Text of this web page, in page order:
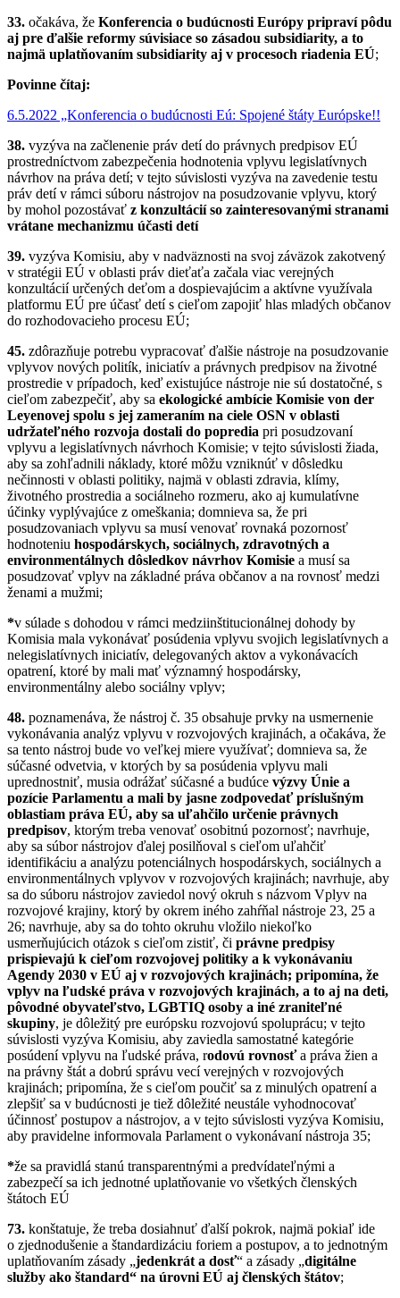
33. očakáva, že Konferencia o budúcnosti Európy pripraví pôdu
aj pre ďalšie reformy súvisiace so zásadou subsidiarity, a to
najmä uplatňovaním subsidiarity aj v procesoch riadenia EÚ;
Povinne čítaj:
6.5.2022 „Konferencia o budúcnosti Eú: Spojené štáty Európske!!
38. vyzýva na začlenenie práv detí do právnych predpisov EÚ
prostredníctvom zabezpečenia hodnotenia vplyvu legislatívnych
návrhov na práva detí; v tejto súvislosti vyzýva na zavedenie testu
práv detí v rámci súboru nástrojov na posudzovanie vplyvu, ktorý
by mohol pozostávať z konzultácií so zainteresovanými stranami
vrátane mechanizmu účasti detí
39. vyzýva Komisiu, aby v nadväznosti na svoj záväzok zakotvený
v stratégii EÚ v oblasti práv dieťaťa začala viac verejných
konzultácií určených deťom a dospievajúcim a aktívne využívala
platformu EÚ pre účasť detí s cieľom zapojiť hlas mladých občanov
do rozhodovacieho procesu EÚ;
45. zdôrazňuje potrebu vypracovať ďalšie nástroje na posudzovanie
vplyvov nových politík, iniciatív a právnych predpisov na životné
prostredie v prípadoch, keď existujúce nástroje nie sú dostatočné, s
cieľom zabezpečiť, aby sa ekologické ambície Komisie von der
Leyenovej spolu s jej zameraním na ciele OSN v oblasti
udržateľného rozvoja dostali do popredia pri posudzovaní
vplyvu a legislatívnych návrhoch Komisie; v tejto súvislosti žiada,
aby sa zohľadnili náklady, ktoré môžu vzniknúť v dôsledku
nečinnosti v oblasti politiky, najmä v oblasti zdravia, klímy,
životného prostredia a sociálneho rozmeru, ako aj kumulatívne
účinky vyplývajúce z omeškania; domnieva sa, že pri
posudzovaniach vplyvu sa musí venovať rovnaká pozornosť
hodnoteniu hospodárskych, sociálnych, zdravotných a
environmentálnych dôsledkov návrhov Komisie a musí sa
posudzovať vplyv na základné práva občanov a na rovnosť medzi
ženami a mužmi;
*v súlade s dohodou v rámci medziinštitucionálnej dohody by
Komisia mala vykonávať posúdenia vplyvu svojich legislatívnych a
nelegislatívnych iniciatív, delegovaných aktov a vykonávacích
opatrení, ktoré by mali mať významný hospodársky,
environmentálny alebo sociálny vplyv;
48. poznamenáva, že nástroj č. 35 obsahuje prvky na usmernenie
vykonávania analýz vplyvu v rozvojových krajinách, a očakáva, že
sa tento nástroj bude vo veľkej miere využívať; domnieva sa, že
súčasné odvetvia, v ktorých by sa posúdenia vplyvu mali
uprednostniť, musia odrážať súčasné a budúce výzvy Únie a
pozície Parlamentu a mali by jasne zodpovedať príslušným
oblastiam práva EÚ, aby sa uľahčilo určenie právnych
predpisov, ktorým treba venovať osobitnú pozornosť; navrhuje,
aby sa súbor nástrojov ďalej posilňoval s cieľom uľahčiť
identifikáciu a analýzu potenciálnych hospodárskych, sociálnych a
environmentálnych vplyvov v rozvojových krajinách; navrhuje, aby
sa do súboru nástrojov zaviedol nový okruh s názvom Vplyv na
rozvojové krajiny, ktorý by okrem iného zahŕňal nástroje 23, 25 a
26; navrhuje, aby sa do tohto okruhu vložilo niekoľko
usmerňujúcich otázok s cieľom zistiť, či právne predpisy
prispievajú k cieľom rozvojovej politiky a k vykonávaniu
Agendy 2030 v EÚ aj v rozvojových krajinách; pripomína, že
vplyv na ľudské práva v rozvojových krajinách, a to aj na deti,
pôvodné obyvateľstvo, LGBTIQ osoby a iné zraniteľné
skupiny, je dôležitý pre európsku rozvojovú spoluprácu; v tejto
súvislosti vyzýva Komisiu, aby zaviedla samostatné kategórie
posúdení vplyvu na ľudské práva, rodovú rovnosťa práva žien a
na právny štát a dobrú správu vecí verejných v rozvojových
krajinách; pripomína, že s cieľom poučiť sa z minulých opatrení a
zlepšiť sa v budúcnosti je tiež dôležité neustále vyhodnocovať
účinnosť postupov a nástrojov, a v tejto súvislosti vyzýva Komisiu,
aby pravidelne informovala Parlament o vykonávaní nástroja 35;
*že sa pravidlá stanú transparentnými a predvídateľnými a
zabezpečí sa ich jednotné uplatňovanie vo všetkých členských
štátoch EÚ
73. konštatuje, že treba dosiahnuť ďalší pokrok, najmä pokiaľ ide
o zjednodušenie a štandardizáciu foriem a postupov, a to jednotným
uplatňovaním zásady „jedenkrát a dosť“ a zásady „digitálne
služby ako štandard“ na úrovni EÚ aj členských štátov;